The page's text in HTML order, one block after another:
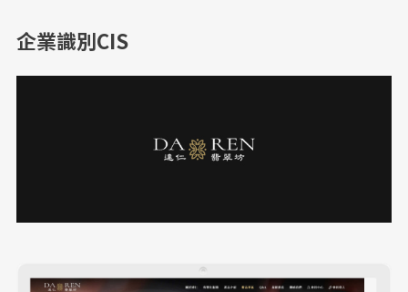
企業識別CIS